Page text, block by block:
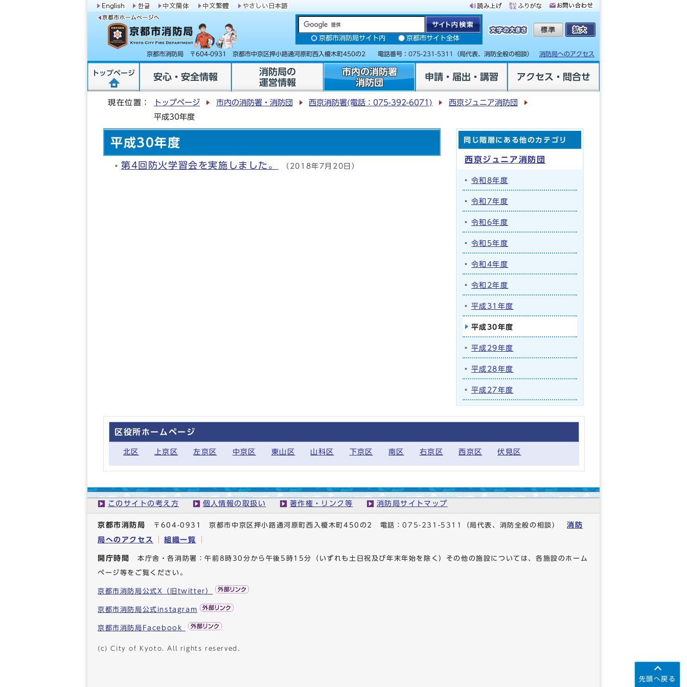
京都市消防局サイト内 京都市サイト全体
京都市消防局 〒604-0931 京都市中京区押小路通河原町西入榎木町450の2 電話番号： 075-231-5311 （局代表、消防全般の相談） 消防局へのアクセス
トップページ 安心・安全情報
消防局の
運営情報
市内の消防署
消防団
申請・届出・講習 アクセス・問合せ
現在位置： トップページ 市内の消防署・消防団 西京消防署(電話：075-392-6071)
西京ジュニア消防団
平成30年度
平成30年度
第4回防火学習会を実施しました。 （2018年7月20日）
同じ階層にある他のカテゴリ
西京ジュニア消防団
令和8年度
令和7年度
令和6年度
令和5年度
令和4年度
令和2年度
平成31年度
平成30年度
平成29年度
平成28年度
平成27年度
区役所ホームページ
北区 上京区 左京区 中京区 東山区 山科区 下京区 南区 右京区 西京区 伏見区
先頭へ戻る
このサイトの考え方 個人情報の取扱い 著作権・リンク等 消防局サイトマップ
京都市消防局 〒604-0931 京都市中京区押小路通河原町西入榎木町450の2 電話：075-231-5311 （局代表、消防全般の相談）消防
局へのアクセス
組織一覧
開庁時間 本庁舎・各消防署：午前8時30分から午後5時15分（いずれも土日祝及び年末年始を除く）その他の施設については、各施設のホーム
ページ等をご覧ください。
京都市消防局公式X（旧twitter）
京都市消防局公式instagram
京都市消防局Facebook
(c) City of Kyoto. All rights reserved.